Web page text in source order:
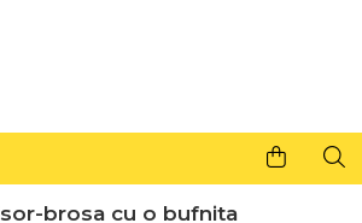
brosa cu o bufnita